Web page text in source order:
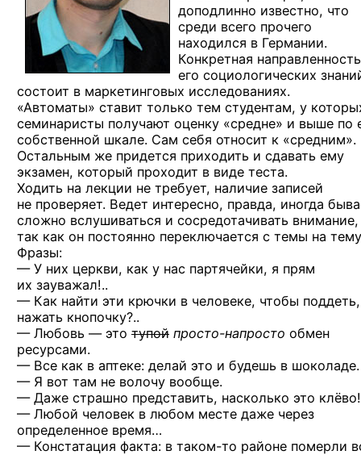
доподлинно известно, что
среди всего прочего
находился в Германии.
Конкретная направленность
его социологических
состоит в маркетинговых исследованиях.
«Автоматы» ставит только тем студентам, у
семинаристы получают оценку «средне» и выше по
собственной шкале. Сам себя относит к «средним».
Остальным же придется приходить и сдавать ему
экзамен, который проходит в виде теста.
Ходить на лекции не требует, наличие записей
не проверяет. Ведет интересно, правда, иногда
сложно вслушиваться и сосредотачивать внимание,
так как он постоянно переключается с темы на
Фразы:
— У них церкви, как у нас партячейки, я прям
их зауважал!..
— Как найти эти крючки в человеке, чтобы поддеть,
нажать кнопочку?..
— Любовь — это тупой просто-напросто обмен
ресурсами.
— Все как в аптеке: делай это и будешь в шоколаде.
— Я вот там не волочу вообще.
— Даже страшно представить, насколько это клёво!
— Любой человек в любом месте даже через
определенное время…
— Констатация факта: в таком-то районе померли